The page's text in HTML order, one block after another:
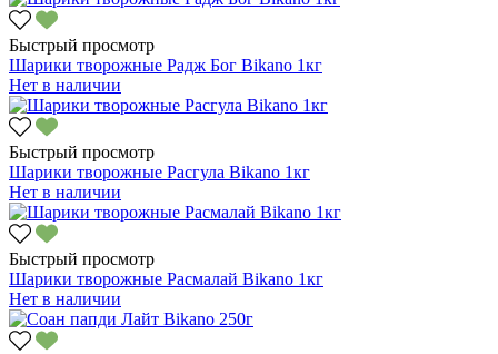
Быстрый просмотр
Шарики творожные Радж Бог Bikano 1кг
Нет в наличии
Быстрый просмотр
Шарики творожные Расгула Bikano 1кг
Нет в наличии
Быстрый просмотр
Шарики творожные Расмалай Bikano 1кг
Нет в наличии